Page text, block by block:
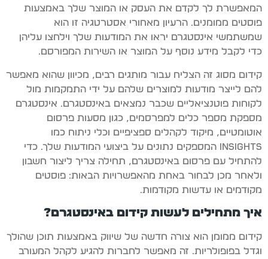
המאפשרת לך לקדם את העסק או המוצר שלך באמצעות
פוסטים ממומנים. הרעיון מאחורי אסטרטגיה זו הוא
שמשתמשי אינסטגרם יראו את המודעות שלך וילחצו עליהן
כדי לקבל מידע נוסף על המוצר או השירות המפורסם.
קידום מסוג זה הצליח עבור מותגים רבים, מכיוון שהוא מאפשר
להם לייצר מודעות למוצרים שלהם על ידי התמקמות מול
לקוחות פוטנציאליים שכבר נמצאים באינסטגרם. אינסטגרם
מספקת מספר כלים למפרסמים, כגון מסעות פרסום
אוטומטיים, מיקוד לקהלים ספציפיים וכלי ניתוח כמו
Insights המספקים נתונים על ביצועי המודעות שלך. כדי
להתחיל עם פרסום באינסטגרם, תחילה צריך ליצור חשבון
ולאחר מכן לבחור באחת מהאפשרויות הבאות: פוסטים
מקודמים או עדשות מקודמות.
איך מתחילים לעשות קידום באינסטגרם?
קידום ממומן הוא צורה חדשה של שיווק באמצעות תוכן שהולך
וגדל בפופולריות. זה מאפשר לחברות להגיע לקהל המעורב